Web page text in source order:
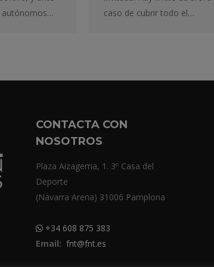
autónomos…
caso de cubrir todo el…
CONTACTA CON
NOSOTROS
Plaza Aizagerria, 1. 3º Casa del
Deporte
(Navarra Arena) 31006 Pamplona
+34 608 875 383
Email: fnt@fnt.es